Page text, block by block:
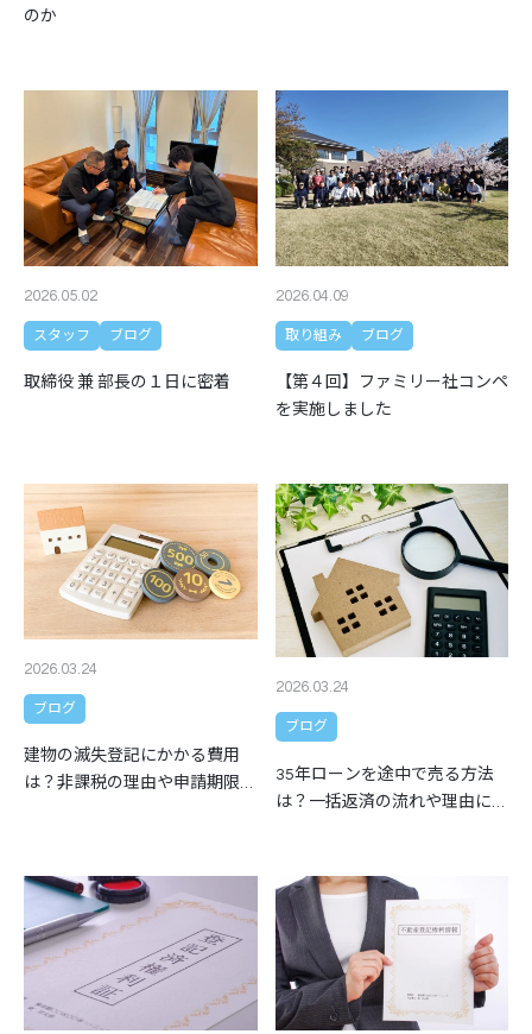
のか
2026.05.02
スタッフ ブログ
取締役 兼 部長の１日に密着
2026.04.09
取り組み ブログ
【第４回】ファミリー社コンペ
を実施しました
2026.03.24
ブログ
建物の滅失登記にかかる費用
は？非課税の理由や申請期限も
2026.03.24
ブログ
35年ローンを途中で売る方法
は？一括返済の流れや理由につ